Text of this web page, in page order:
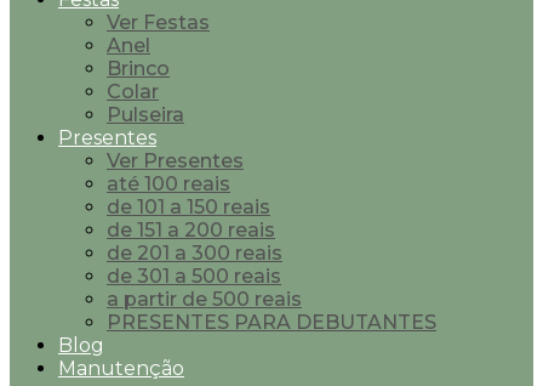
Ver Festas
Anel
Brinco
Colar
Pulseira
Presentes
Ver Presentes
até 100 reais
de 101 a 150 reais
de 151 a 200 reais
de 201 a 300 reais
de 301 a 500 reais
a partir de 500 reais
PRESENTES PARA DEBUTANTES
Blog
Manutenção